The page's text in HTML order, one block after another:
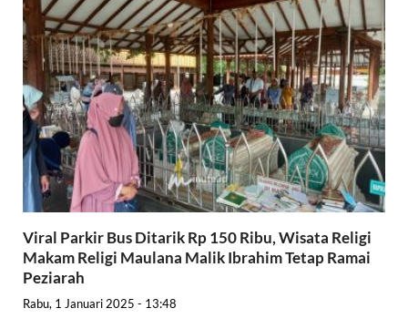
Viral Parkir Bus Ditarik Rp 150 Ribu, Wisata Religi
Makam Religi Maulana Malik Ibrahim Tetap Ramai
Peziarah
Rabu, 1 Januari 2025 - 13:48